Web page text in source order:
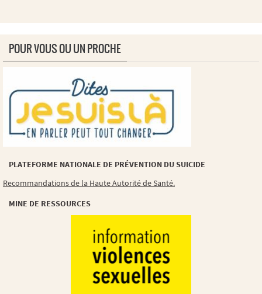
POUR VOUS OU UN PROCHE
PLATEFORME NATIONALE DE PRÉVENTION DU SUICIDE
Recommandations de la Haute Autorité de Santé.
MINE DE RESSOURCES